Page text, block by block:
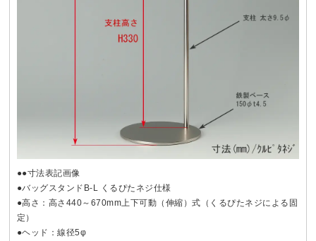
●●寸法表記画像
●バッグスタンドB-L くるぴたネジ仕様
●高さ：高さ440～670mm上下可動（伸縮）式（くるぴたネジによる固
定）
●ヘッド：線径5φ